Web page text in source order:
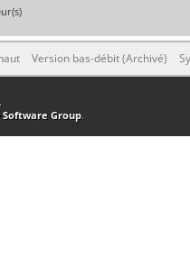
Version bas-débit (Archivé)
.
Group.